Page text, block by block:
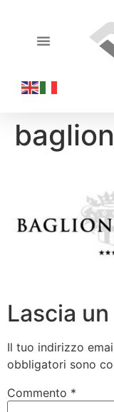
Lascia
Il tuo indirizzo
obbligatori sono
Commento *